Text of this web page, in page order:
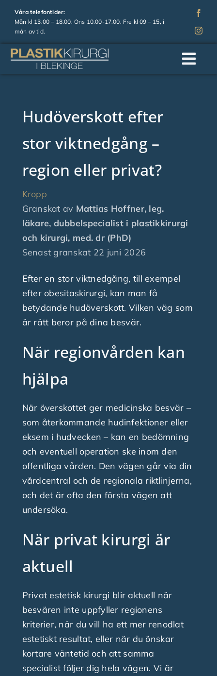
Fortsätt
innehållet
Våra telefontider:
Mån kl 13.00 – 18.00. Ons 10.00-17.00. Fre kl 09 – 15, i
mån av tid.
Om oss
Operationer
Finansiering
Nyheter
Fråga plastikkirurgen
Kontakta oss
Hudöverskott efter
stor viktnedgång –
region eller privat?
Kropp
Granskat av Mattias Hoffner, leg.
läkare, dubbelspecialist i plastikkirurgi
och kirurgi, med. dr (PhD)
Senast granskat 22 juni 2026
Efter en stor viktnedgång, till exempel
efter obesitaskirurgi, kan man få
betydande hudöverskott. Vilken väg som
är rätt beror på dina besvär.
När regionvården kan
hjälpa
När överskottet ger medicinska besvär –
som återkommande hudinfektioner eller
eksem i hudvecken – kan en bedömning
och eventuell operation ske inom den
offentliga vården. Den vägen går via din
vårdcentral och de regionala riktlinjerna,
och det är ofta den första vägen att
undersöka.
När privat kirurgi är
aktuell
Privat estetisk kirurgi blir aktuell när
besvären inte uppfyller regionens
kriterier, när du vill ha ett mer renodlat
estetiskt resultat, eller när du önskar
kortare väntetid och att samma
specialist följer dig hela vägen. Vi är